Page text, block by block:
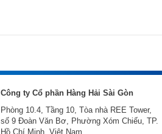
Công ty Cổ phần Hàng Hải Sài Gòn
Phòng 10.4, Tầng 10, Tòa nhà REE Tower,
số 9 Đoàn Văn Bơ, Phường Xóm Chiếu, TP.
Hồ Chí Minh, Việt Nam